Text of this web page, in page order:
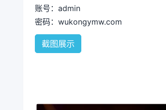
账号：admin
密码：wukongymw.com
截图展示